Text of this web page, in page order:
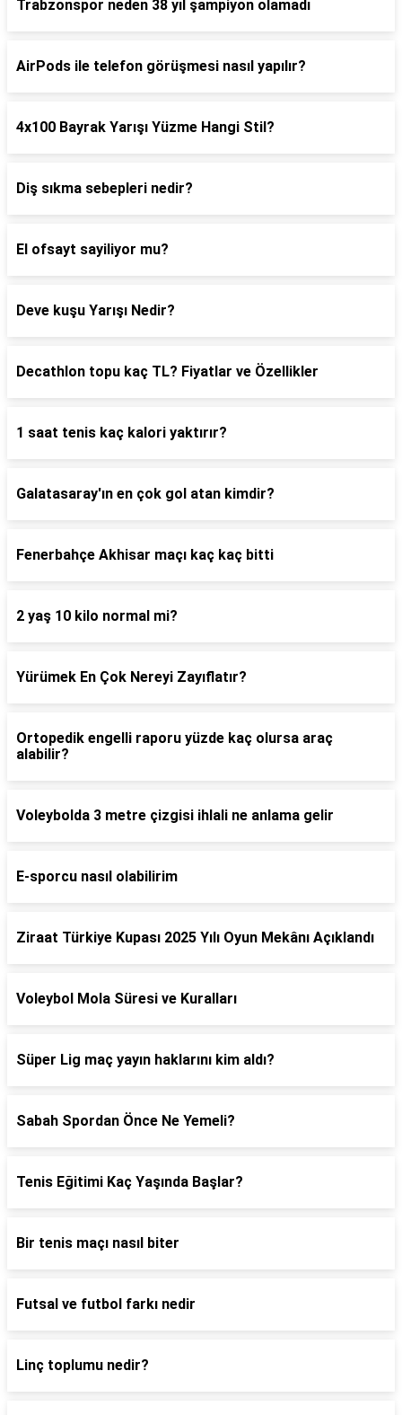
Trabzonspor neden 38 yıl şampiyon olamadı
AirPods ile telefon görüşmesi nasıl yapılır?
4x100 Bayrak Yarışı Yüzme Hangi Stil?
Diş sıkma sebepleri nedir?
El ofsayt sayiliyor mu?
Deve kuşu Yarışı Nedir?
Decathlon topu kaç TL? Fiyatlar ve Özellikler
1 saat tenis kaç kalori yaktırır?
Galatasaray'ın en çok gol atan kimdir?
Fenerbahçe Akhisar maçı kaç kaç bitti
2 yaş 10 kilo normal mi?
Yürümek En Çok Nereyi Zayıflatır?
Ortopedik engelli raporu yüzde kaç olursa araç
alabilir?
Voleybolda 3 metre çizgisi ihlali ne anlama gelir
E-sporcu nasıl olabilirim
Ziraat Türkiye Kupası 2025 Yılı Oyun Mekânı Açıklandı
Voleybol Mola Süresi ve Kuralları
Süper Lig maç yayın haklarını kim aldı?
Sabah Spordan Önce Ne Yemeli?
Tenis Eğitimi Kaç Yaşında Başlar?
Bir tenis maçı nasıl biter
Futsal ve futbol farkı nedir
Linç toplumu nedir?